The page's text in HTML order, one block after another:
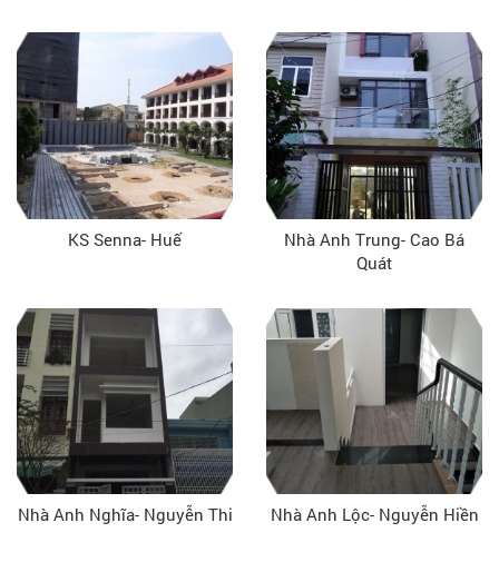
KS Senna- Huế
Nhà Anh Trung- Cao Bá
Quát
Nhà Anh Nghĩa- Nguyễn Thi Nhà Anh Lộc- Nguyễn Hiền